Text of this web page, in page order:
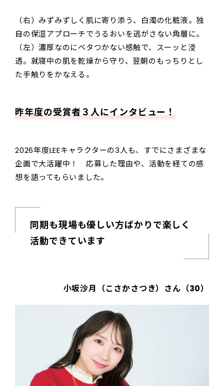
（右）みずみずしく肌に寄り添う、白濁の化粧液。独
自の保湿アプローチでうるおいを逃がさない角層に。
（左）濃厚なのにベタつかない感触で、スーッと浸
透。就寝中の肌を乾燥から守り、翌朝のもっちりとし
た手触りをかなえる。
昨年度の受賞者３人にインタビュー！
2026年度LEEキャラクターの3人も、すでにさまざまな
企画で大活躍中！ 応募した理由や、活動を経ての感
想を語ってもらいました。
同期も現場も優しい方ばかりで楽しく
活動できています
小坂沙月（こさかさつき）さん（30）